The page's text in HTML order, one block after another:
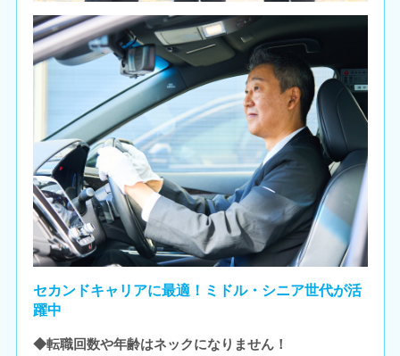
セカンドキャリアに最適！ミドル・シニア世代が活
躍中
◆転職回数や年齢はネックになりません！